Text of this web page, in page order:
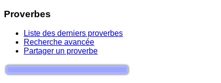
Proverbes
Liste des derniers proverbes
Recherche avancée
Partager un proverbe